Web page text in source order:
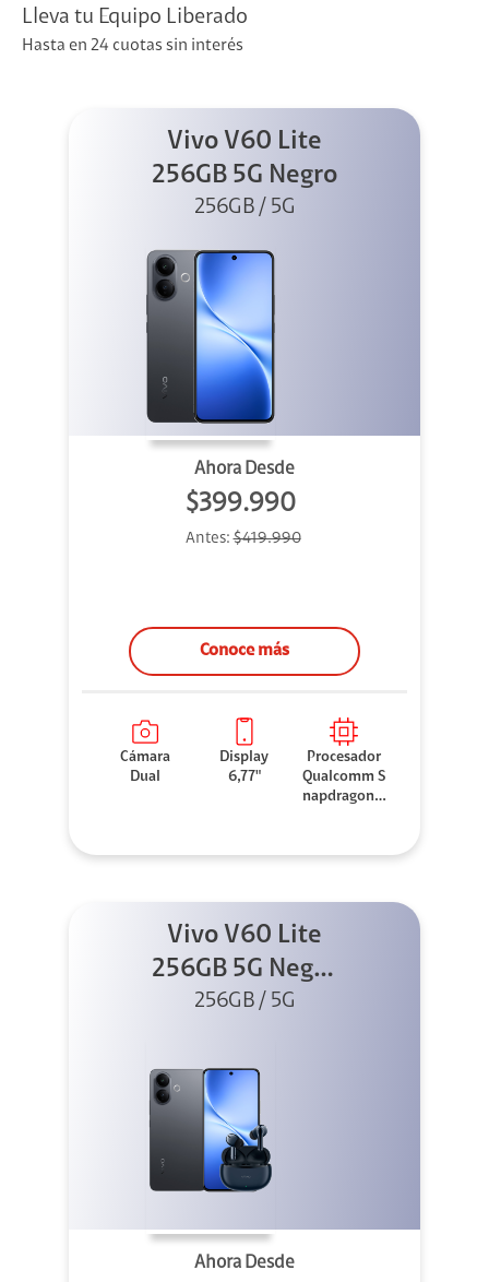
Lleva tu Equipo Liberado
Hasta en 24 cuotas sin interés
Vivo V60 Lite
256GB 5G Negro
256GB / 5G
Ahora Desde
$399.990
Antes:$419.990
Conoce más
Cámara
Dual
Display
6,77"
Procesador
Qualcomm S
napdragon 7
Vivo V60 Lite
256GB 5G Negro
+ Buds XE
256GB / 5G
Ahora Desde